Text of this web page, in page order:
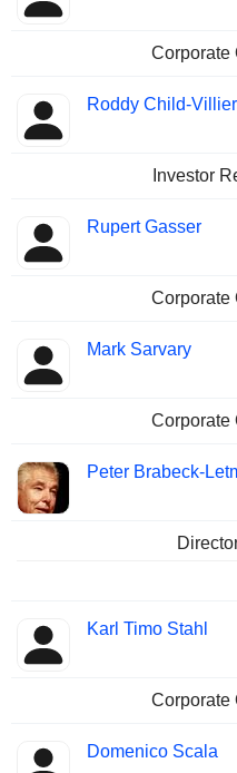
Corporate
Roddy Child-
Investor
Rupert Gasser
Corporate
Mark Sarvary
Corporate
Peter Brabeck-
Karl Timo Stahl
Corporate
Domenico Scala